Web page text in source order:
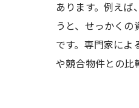
あります。例えば
うと、せっかく
です。専門家によ
や競合物件との比